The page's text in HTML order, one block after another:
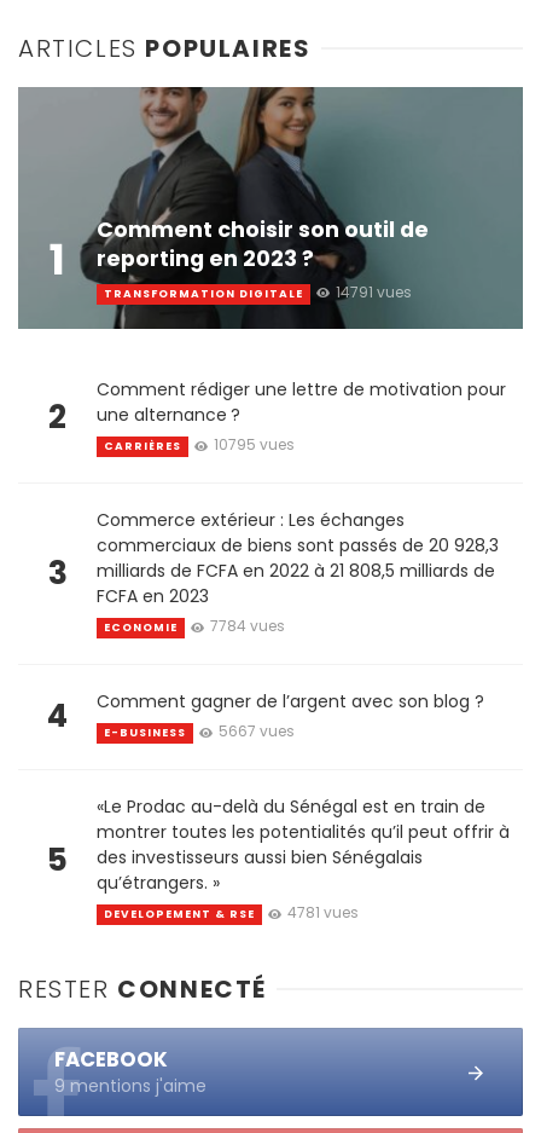
ARTICLES POPULAIRES
1
Comment choisir son outil de
reporting en 2023 ?
TRANSFORMATION DIGITALE 14791 vues
2
Comment rédiger une lettre de motivation pour
une alternance ?
CARRIÈRES 10795 vues
3
Commerce extérieur : Les échanges
commerciaux de biens sont passés de 20 928,3
milliards de FCFA en 2022 à 21 808,5 milliards de
FCFA en 2023
ECONOMIE 7784 vues
4 Comment gagner de l’argent avec son blog ?
E-BUSINESS 5667 vues
5
«Le Prodac au-delà du Sénégal est en train de
montrer toutes les potentialités qu’il peut offrir à
des investisseurs aussi bien Sénégalais
qu’étrangers. »
DEVELOPEMENT & RSE 4781 vues
RESTER CONNECTÉ
FACEBOOK
9 mentions j'aime